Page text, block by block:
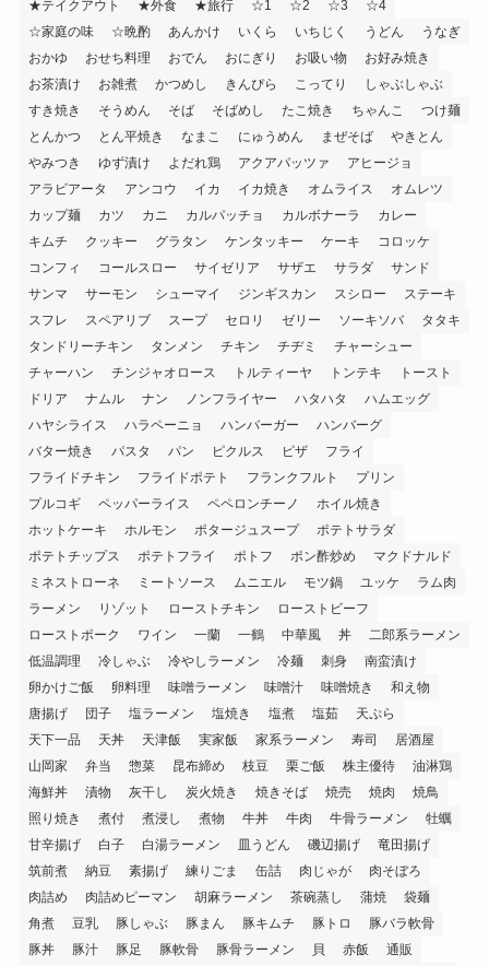
★テイクアウト ★外食 ★旅行 ☆1 ☆2 ☆3
☆4
☆家庭の味
☆晩酌 あんかけ いくら いちじく うどん
うなぎ
おかゆ
おせち料理 おでん おにぎり お吸い物
お好み焼き
お茶漬け
お雑煮 かつめし きんぴら こってり
しゃぶしゃぶ
すき焼き
そうめん そば そばめし たこ焼き ちゃんこ
つけ麺
とんかつ
とん平焼き なまこ にゅうめん まぜそば
やきとん
やみつき
ゆず漬け よだれ鶏 アクアパッツァ
アヒージョ
アラビアータ
アンコウ イカ イカ焼き オムライス
オムレツ
カップ麺
カツ カニ カルパッチョ カルボナーラ
カレー
キムチ
クッキー グラタン ケンタッキー ケーキ
コロッケ
コンフィ
コールスロー サイゼリア サザエ サラダ
サンド
サンマ
サーモン シューマイ ジンギスカン スシロー
ステーキ
スフレ
スペアリブ スープ セロリ ゼリー ソーキソバ
タタキ
タンドリーチキン
タンメン チキン チヂミ
チャーシュー
チャーハン
チンジャオロース トルティーヤ トンテキ
トースト
ドリア
ナムル ナン ノンフライヤー ハタハタ
ハムエッグ
ハヤシライス
ハラペーニョ ハンバーガー
ハンバーグ
バター焼き
パスタ パン ピクルス ピザ
フライ
フライドチキン
フライドポテト フランクフルト
プリン
プルコギ
ペッパーライス ペペロンチーノ
ホイル焼き
ホットケーキ
ホルモン ポタージュスープ
ポテトサラダ
ポテトチップス
ポテトフライ ポトフ ポン酢炒め
マクドナルド
ミネストローネ
ミートソース ムニエル モツ鍋 ユッケ
ラム肉
ラーメン
リゾット ローストチキン
ローストビーフ
ローストポーク
ワイン 一蘭 一鶴 中華風 丼
二郎系ラーメン
低温調理
冷しゃぶ 冷やしラーメン 冷麺 刺身
南蛮漬け
卵かけご飯
卵料理 味噌ラーメン 味噌汁 味噌焼き
和え物
唐揚げ
団子 塩ラーメン 塩焼き 塩煮 塩茹
天ぷら
天下一品
天丼 天津飯 実家飯 家系ラーメン 寿司
居酒屋
山岡家
弁当 惣菜 昆布締め 枝豆 栗ご飯 株主優待
油淋鶏
海鮮丼
漬物 灰干し 炭火焼き 焼きそば 焼売 焼肉
焼鳥
照り焼き
煮付 煮浸し 煮物 牛丼 牛肉 牛骨ラーメン
牡蠣
甘辛揚げ
白子 白湯ラーメン 皿うどん 磯辺揚げ
竜田揚げ
筑前煮
納豆 素揚げ 練りごま 缶詰 肉じゃが
肉そぼろ
肉詰め
肉詰めピーマン 胡麻ラーメン 茶碗蒸し 蒲焼
袋麺
角煮
豆乳 豚しゃぶ 豚まん 豚キムチ 豚トロ
豚バラ軟骨
豚丼
豚汁 豚足 豚軟骨 豚骨ラーメン 貝 赤飯
通販